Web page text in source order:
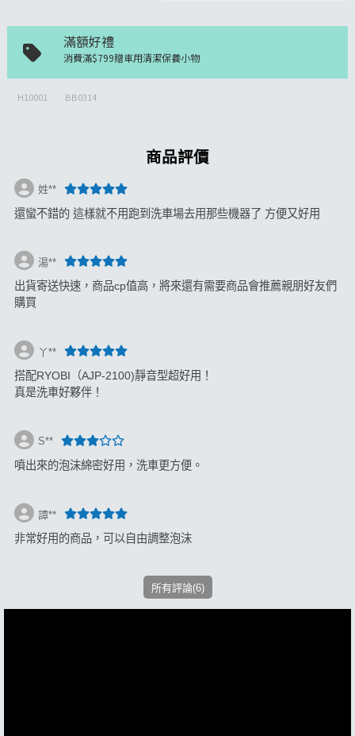
滿額好禮
消費滿$799贈車用清潔保養小物
H10001 BB0314
商品評價
姓**
還蠻不錯的 這樣就不用跑到洗車場去用那些機器了 方便又好用
湯**
出貨寄送快速，商品cp值高，將來還有需要商品會推薦親朋好友們
購買
丫**
搭配RYOBI（AJP-2100)靜音型超好用！
真是洗車好夥伴！
S**
噴出來的泡沫綿密好用，洗車更方便。
譚**
非常好用的商品，可以自由調整泡沫
所有評論(6)